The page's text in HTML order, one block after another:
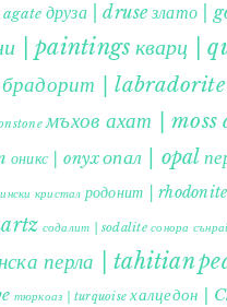
друза | druse злато |
| paintings кварц |
| labradorite
мъхов ахат | moss
оникс | onyxопал | opal
кристал родонит | rhodonite
содалит | sodalite сонора
перла | tahitian
тюркоаз | turquoise халцедон |